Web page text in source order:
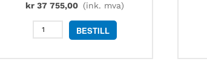
kr37 755,00 (ink. mva)
Senseca
XPT801
BESTILL